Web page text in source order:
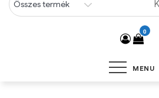
0
MENU